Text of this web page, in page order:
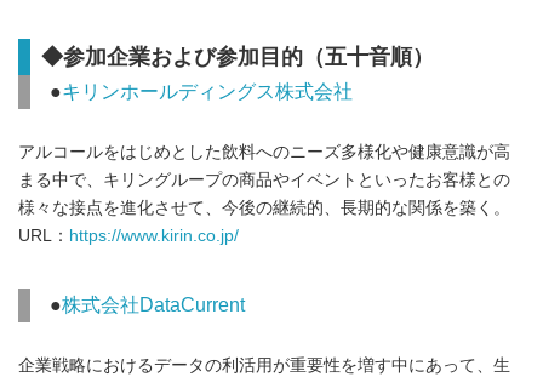
◆参加企業および参加目的（五十音順）
●キリンホールディングス株式会社
アルコールをはじめとした飲料へのニーズ多様化や健康意識が高
まる中で、キリングループの商品やイベントといったお客様との
様々な接点を進化させて、今後の継続的、長期的な関係を築く。
URL： https://www.kirin.co.jp/
●株式会社DataCurrent
企業戦略におけるデータの利活用が重要性を増す中にあって、生